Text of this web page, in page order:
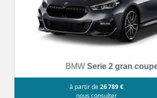
BMW Serie 2 gran
à partir de26 789 €
nous consulter